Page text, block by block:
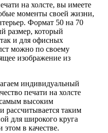
на холсте, вы имеете
моменты своей жизни,
Формат 50 на 70
размер, который
и для офисных
можно по своему
изображение из
индивидуальный
печати на холсте
самым высоким
рассчитывается таким
для широкого круга
в качестве.